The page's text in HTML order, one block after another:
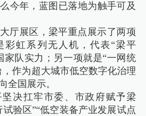
今年，蓝图已落地为触手可及
厅展区，梁平重点展示了两项
彩虹系列无人机，代表“梁平
家队实力；另一项就是“一网统
作为超大城市低空数字化治理
全国展示。
决扛牢市委、市政府赋予梁
验区”“低空装备产业发展试点